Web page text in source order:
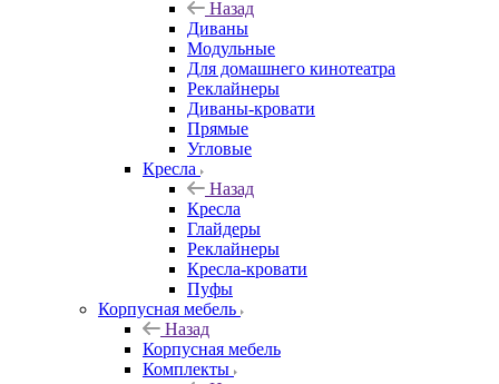
Назад
Диваны
Модульные
Для домашнего кинотеатра
Реклайнеры
Диваны-кровати
Прямые
Угловые
Кресла
Назад
Кресла
Глайдеры
Реклайнеры
Кресла-кровати
Пуфы
Корпусная мебель
Назад
Корпусная мебель
Комплекты